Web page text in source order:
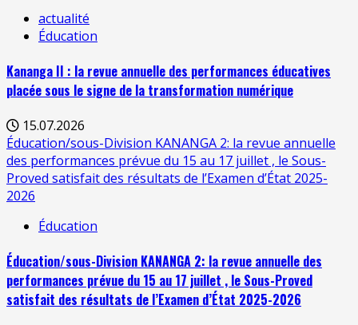
actualité
Éducation
Kananga II : la revue annuelle des performances éducatives
placée sous le signe de la transformation numérique
15.07.2026
Éducation/sous-Division KANANGA 2: la revue annuelle
des performances prévue du 15 au 17 juillet , le Sous-
Proved satisfait des résultats de l’Examen d’État 2025-
2026
Éducation
Éducation/sous-Division KANANGA 2: la revue annuelle des
performances prévue du 15 au 17 juillet , le Sous-Proved
satisfait des résultats de l’Examen d’État 2025-2026